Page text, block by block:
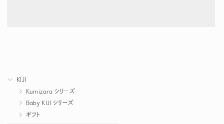
KIJI
Kumizara シリーズ
Baby KIJI シリーズ
ギフト